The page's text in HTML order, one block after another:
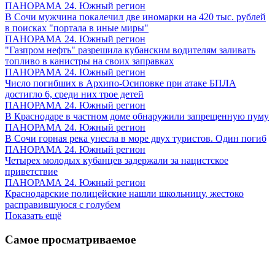
ПАНОРАМА 24. Южный регион
В Сочи мужчина покалечил две иномарки на 420 тыс. рублей
в поисках "портала в иные миры"
ПАНОРАМА 24. Южный регион
"Газпром нефть" разрешила кубанским водителям заливать
топливо в канистры на своих заправках
ПАНОРАМА 24. Южный регион
Число погибших в Архипо-Осиповке при атаке БПЛА
достигло 6, среди них трое детей
ПАНОРАМА 24. Южный регион
В Краснодаре в частном доме обнаружили запрещенную пуму
ПАНОРАМА 24. Южный регион
В Сочи горная река унесла в море двух туристов. Один погиб
ПАНОРАМА 24. Южный регион
Четырех молодых кубанцев задержали за нацистское
приветствие
ПАНОРАМА 24. Южный регион
Краснодарские полицейские нашли школьницу, жестоко
расправившуюся с голубем
Показать ещё
Самое просматриваемое